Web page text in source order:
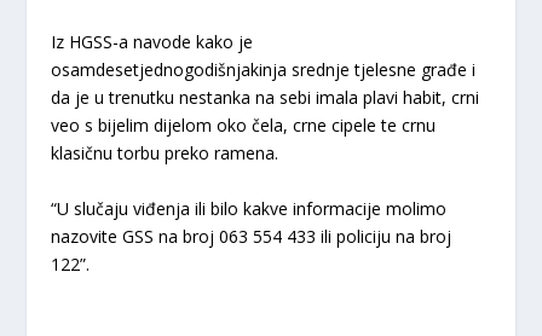
Iz HGSS-a navode kako je
osamdesetjednogodišnjakinja srednje tjelesne građe i
da je u trenutku nestanka na sebi imala plavi habit, crni
veo s bijelim dijelom oko čela, crne cipele te crnu
klasičnu torbu preko ramena.
“U slučaju viđenja ili bilo kakve informacije molimo
nazovite GSS na broj 063 554 433 ili policiju na broj
122”.